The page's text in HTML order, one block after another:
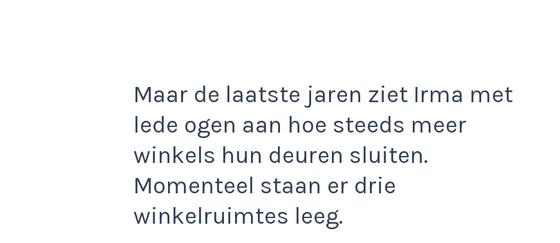
Maar de laatste jaren ziet Irma met
lede ogen aan hoe steeds meer
winkels hun deuren sluiten.
Momenteel staan er drie
winkelruimtes leeg.